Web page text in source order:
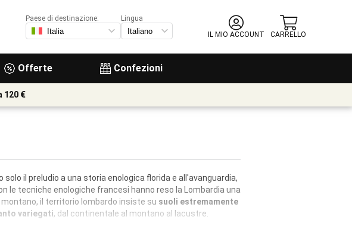
Offerte Confezioni
Paese di destinazione:
Lingua
IL MIO ACCOUNT
CARRELLO
120 €
il preludio a una storia enologica florida e all'avanguardia,
le tecniche enologiche francesi hanno reso la Lombardia una
il territorio lombardo insiste su suoli estremamente
variegati, dal continentale al montano al lacustre.